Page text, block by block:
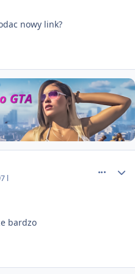
nowy link?
7 l
bardzo